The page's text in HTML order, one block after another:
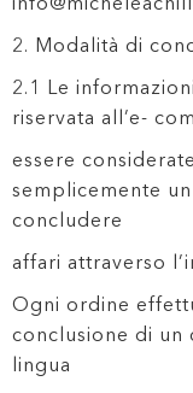
2. Modalità di
2.1 Le
riservata all’e-
essere
semplicemente
concludere
affari attraverso
Ogni ordine
conclusione di un
lingua